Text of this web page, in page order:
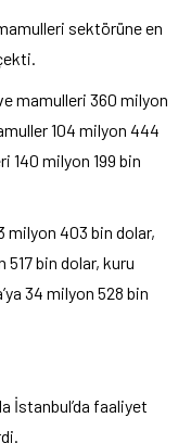
sektörüne en
mamulleri 360 milyon
104 milyon 444
140 milyon 199 bin
milyon 403 bin dolar,
517 bin dolar, kuru
34 milyon 528 bin
İstanbul’da faaliyet